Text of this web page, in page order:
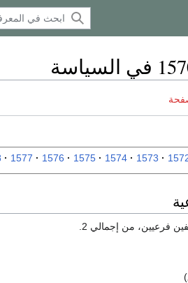
السياسة
1573
1574
1575
1576
1577
فرعيين، من إجمالي 2.